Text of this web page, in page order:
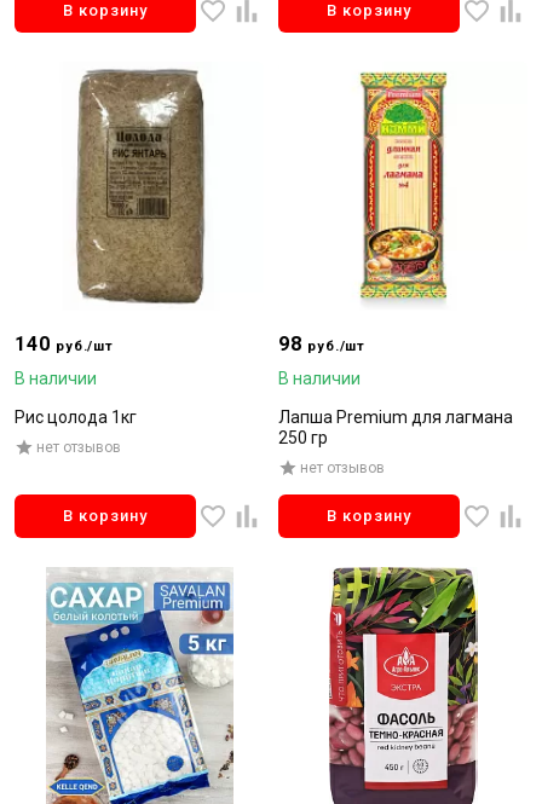
В корзину В корзину
140 руб./шт
В наличии
Рис цолода 1кг
нет отзывов
В корзину
98 руб./шт
В наличии
Лапша Premium для лагмана
250 гр
нет отзывов
В корзину